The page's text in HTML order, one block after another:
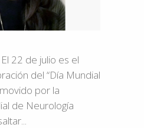
22 de julio es el
del “Día Mundial
por la
de Neurología